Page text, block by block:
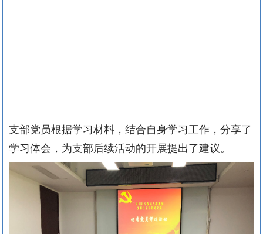
支部党员根据学习材料，结合自身学习工作，分享了
学习体会，为支部后续活动的开展提出了建议。